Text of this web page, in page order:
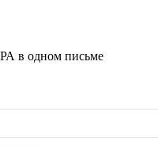
в одном письме